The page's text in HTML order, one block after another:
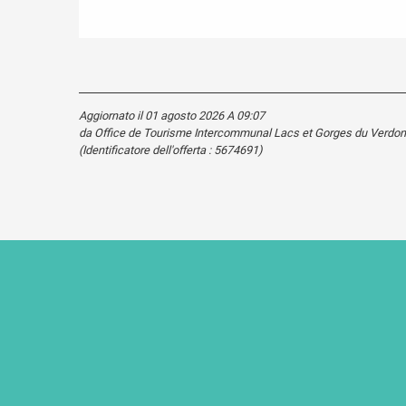
Aggiornato il 01 agosto 2026 A 09:07
da Office de Tourisme Intercommunal Lacs et Gorges du Verdon
(Identificatore dell'offerta : 5674691)